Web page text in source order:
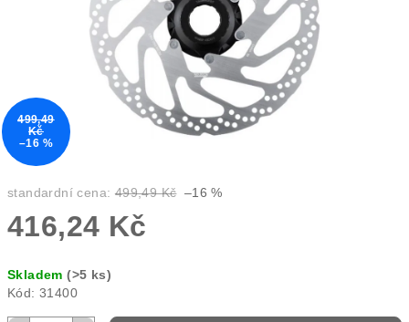
standardní cena: 499,49 Kč –16 %
416,24 Kč
cena:
Skladem(>5 ks)
Kód: 31400
499,49
Kč
–16 %